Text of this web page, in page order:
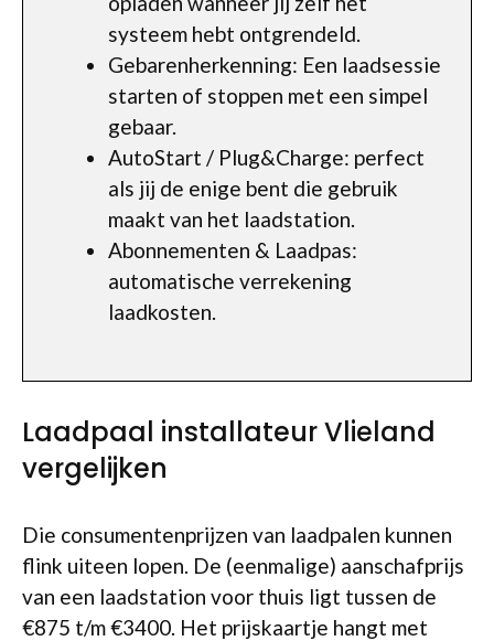
systeem hebt ontgrendeld.
Gebarenherkenning: Een laadsessie
starten of stoppen met een simpel
gebaar.
AutoStart / Plug&Charge: perfect
als jij de enige bent die gebruik
maakt van het laadstation.
Abonnementen & Laadpas:
automatische verrekening
laadkosten.
Laadpaal installateur Vlieland
vergelijken
Die consumentenprijzen van laadpalen kunnen
flink uiteen lopen. De (eenmalige) aanschafprijs
van een laadstation voor thuis ligt tussen de
€875 t/m €3400. Het prijskaartje hangt met